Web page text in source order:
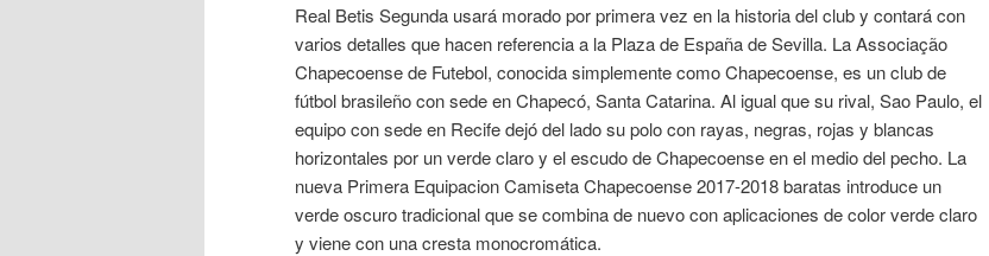
Real Betis Segunda usará morado por primera vez en la historia del club y contará con
varios detalles que hacen referencia a la Plaza de España de Sevilla. La Associação
Chapecoense de Futebol, conocida simplemente como Chapecoense, es un club de
fútbol brasileño con sede en Chapecó, Santa Catarina. Al igual que su rival, Sao Paulo, el
equipo con sede en Recife dejó del lado su polo con rayas, negras, rojas y blancas
horizontales por un verde claro y el escudo de Chapecoense en el medio del pecho. La
nueva Primera Equipacion Camiseta Chapecoense 2017-2018 baratas introduce un
verde oscuro tradicional que se combina de nuevo con aplicaciones de color verde claro
y viene con una cresta monocromática.